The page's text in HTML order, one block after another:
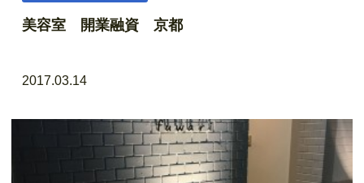
美容室 開業融資 京都
2017.03.14